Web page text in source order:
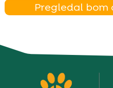
Pregledal bom